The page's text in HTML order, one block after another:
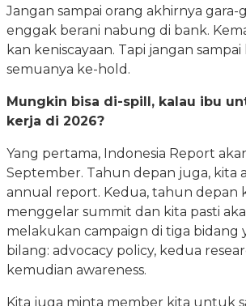
Jangan sampai orang akhirnya gara-
enggak berani nabung di bank.
kan keniscayaan. Tapi jangan
semuanya ke-hold.
Mungkin bisa di-spill, kalau ibu
kerja di 2026?
Yang pertama, Indonesia Report
September. Tahun depan juga, kita
annual report. Kedua, tahun depan
menggelar summit dan kita pasti
melakukan campaign di tiga bidang
bilang: advocacy policy, kedua
kemudian awareness.
Kita juga minta member kita untuk